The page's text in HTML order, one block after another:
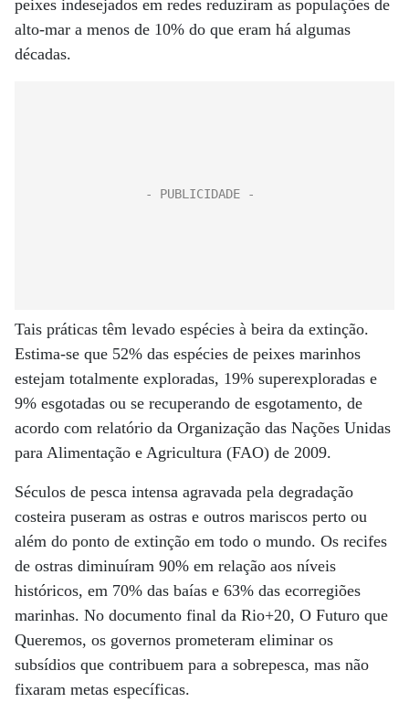
peixes indesejados em redes reduziram as populações de
alto-mar a menos de 10% do que eram há algumas
décadas.
Tais práticas têm levado espécies à beira da extinção.
Estima-se que 52% das espécies de peixes marinhos
estejam totalmente exploradas, 19% superexploradas e
9% esgotadas ou se recuperando de esgotamento, de
acordo com relatório da Organização das Nações Unidas
para Alimentação e Agricultura (FAO) de 2009.
Séculos de pesca intensa agravada pela degradação
costeira puseram as ostras e outros mariscos perto ou
além do ponto de extinção em todo o mundo. Os recifes
de ostras diminuíram 90% em relação aos níveis
históricos, em 70% das baías e 63% das ecorregiões
marinhas. No documento final da Rio+20, O Futuro que
Queremos, os governos prometeram eliminar os
subsídios que contribuem para a sobrepesca, mas não
fixaram metas específicas.